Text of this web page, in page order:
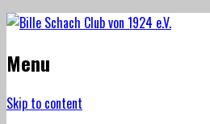
Menu
Skip to content